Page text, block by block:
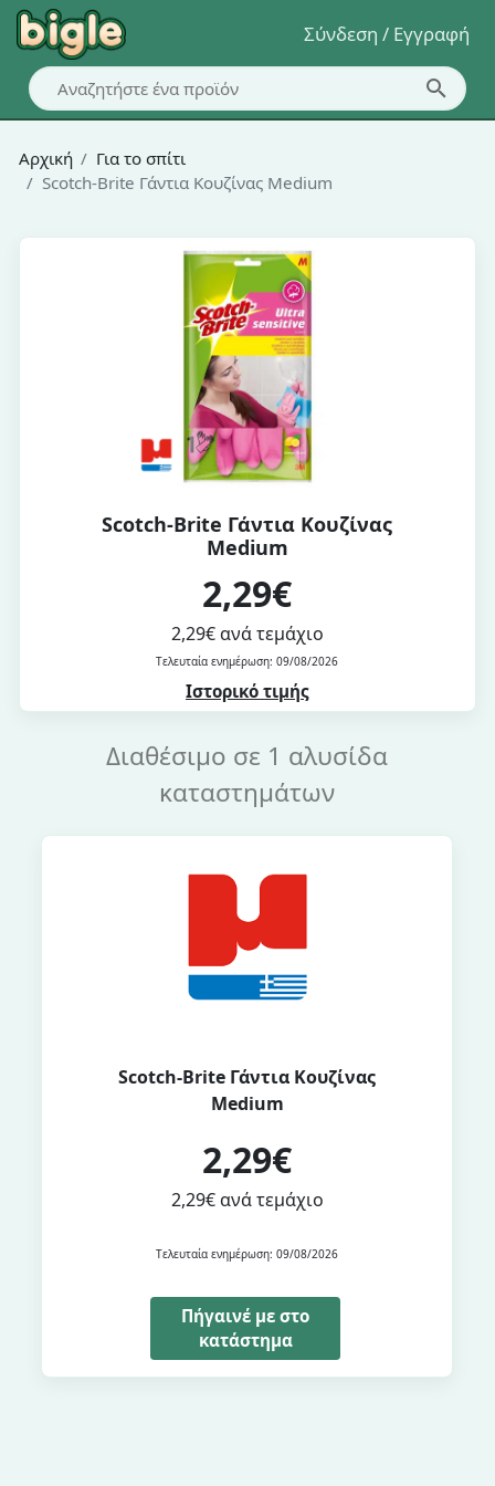
Σύνδεση / Εγγραφή
Αρχική
Για το σπίτι
Scotch-Brite Γάντια Κουζίνας Medium
Scotch-Brite Γάντια Κουζίνας
Medium
2,29€
2,29€ ανά τεμάχιο
Τελευταία ενημέρωση: 09/08/2026
Ιστορικό τιμής
Διαθέσιμο σε 1 αλυσίδα
καταστημάτων
Scotch-Brite Γάντια Κουζίνας
Medium
2,29€
2,29€ ανά τεμάχιο
Τελευταία ενημέρωση: 09/08/2026
Πήγαινέ με στο
κατάστημα